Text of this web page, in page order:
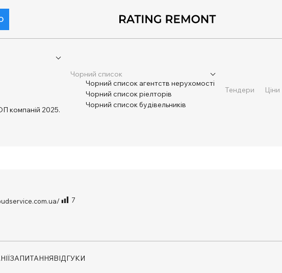
компаній 2025.
Чорний список
Чорний список агентств нерухомості
Чорний список ріелторів
Чорний список будівельників
Тендери Ціни
7
ЗАПИТАННЯВІДГУКИ